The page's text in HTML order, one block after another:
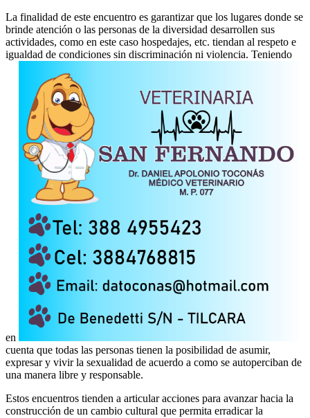
La finalidad de este encuentro es garantizar que los lugares donde se
brinde atención o las personas de la diversidad desarrollen sus
actividades, como en este caso hospedajes, etc. tiendan al respeto e
igualdad de condiciones sin discriminación ni violencia. Teniendo
en
cuenta que todas las personas tienen la posibilidad de asumir,
expresar y vivir la sexualidad de acuerdo a como se autoperciban de
una manera libre y responsable.
Estos encuentros tienden a articular acciones para avanzar hacia la
construcción de un cambio cultural que permita erradicar la